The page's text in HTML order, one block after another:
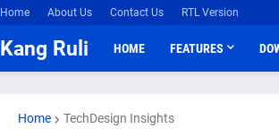
Home About Us Contact Us RTL Version
Kang Ruli HOME FEATURES
Home TechDesign Insights